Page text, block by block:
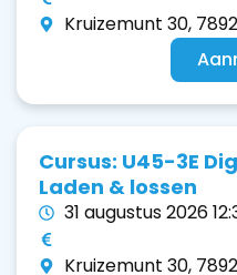
Kruizemunt 30,
Cursus: U45-3E
Laden & lossen
31 augustus 2026
Kruizemunt 30,